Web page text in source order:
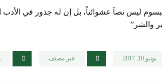
ليس نصاَ عشوائياً، بل إن له جذور في الأدب
والشر”
يونيو 10, 2017 غير مصنف